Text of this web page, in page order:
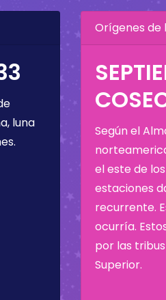
luna
Orígenes de
Según el
el este de
estaciones
recurrente.
ocurría.
por las
Superior.